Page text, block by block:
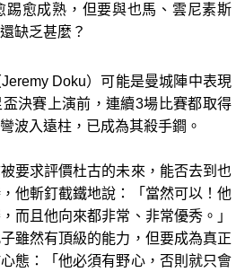
踢愈成熟，但要與也馬、雲尼素斯
缺乏甚麼？
Doku）可能是曼城陣中表現
決賽上演前，連續3場比賽都取得
波入遠柱，已成為其殺手鐧。
要求評價杜古的未來，能否去到也
他斬釘截鐵地說：「當然可以！他
而且他向來都非常、非常優秀。」
雖然有頂級的能力，但要成為真正
態：「他必須有野心，否則就只會